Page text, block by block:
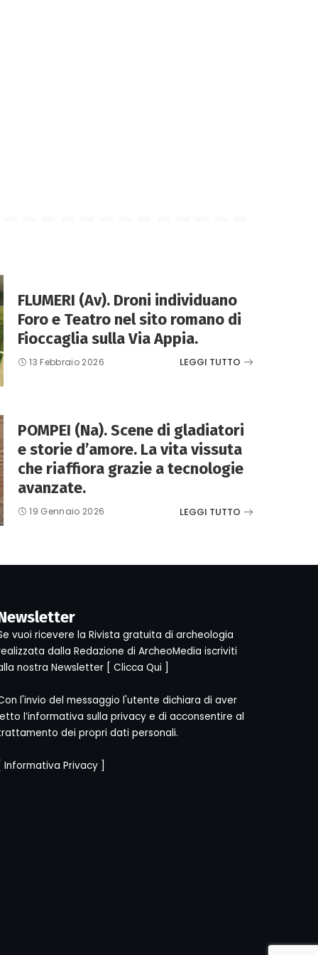
FLUMERI (Av). Droni individuano
Foro e Teatro nel sito romano di
Fioccaglia sulla Via Appia.
13 Febbraio 2026 LEGGI TUTTO
POMPEI (Na). Scene di gladiatori
e storie d’amore. La vita vissuta
che riaffiora grazie a tecnologie
avanzate.
19 Gennaio 2026 LEGGI TUTTO
vuoi ricevere la Rivista gratuita di archeologia
dalla Redazione di ArcheoMedia iscriviti
nostra Newsletter [ Clicca Qui
l'invio del messaggio l'utente dichiara di aver
l’informativa sulla privacy e di acconsentire al
dei propri dati personali.
Informativa Privacy]